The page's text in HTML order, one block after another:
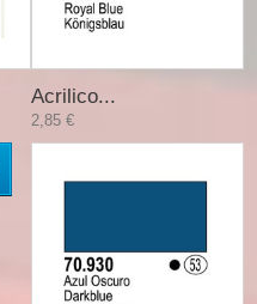
Acrilico...
2,85 €